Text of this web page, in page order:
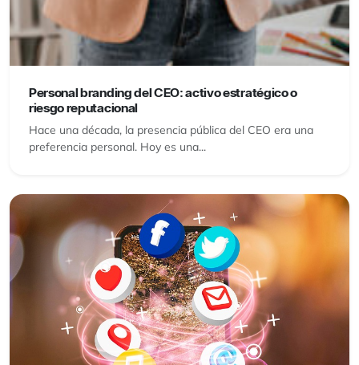
Personal branding del CEO: activo estratégico o
riesgo reputacional
Hace una década, la presencia pública del CEO era una
preferencia personal. Hoy es una...